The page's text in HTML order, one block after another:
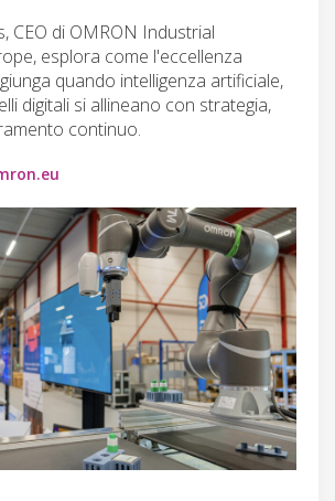
CEO di OMRON Industrial
esplora come l'eccellenza
quando intelligenza artificiale,
digitali si allineano con strategia,
continuo.